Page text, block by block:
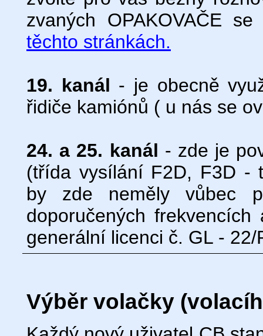
zvaných OPAKOVAČE
těchto stránkách.
19. kanál - je obecně
řidiče kamiónů ( u nás se
24. a 25. kanál - zde je
(třída vysílání F2D, F3D -
by zde neměly vůbec
doporučených
generální licenci č. GL - 22/
Výběr volačky